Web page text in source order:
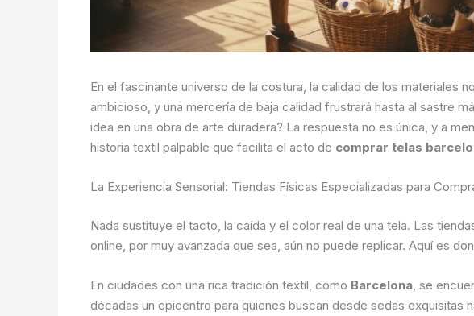
En el fascinante universo de la costura, la calidad de los materiales
ambicioso, y una mercería de baja calidad frustrará hasta al sastre
idea en una obra de arte duradera? La respuesta no es única, y a
historia textil palpable que facilita el acto de comprar telas
La Experiencia Sensorial: Tiendas Físicas Especializadas para
Nada sustituye el tacto, la caída y el color real de una tela. Las
online, por muy avanzada que sea, aún no puede replicar. Aquí es
En ciudades con una rica tradición textil, como Barcelona , se
décadas un epicentro para quienes buscan desde sedas exquisitas